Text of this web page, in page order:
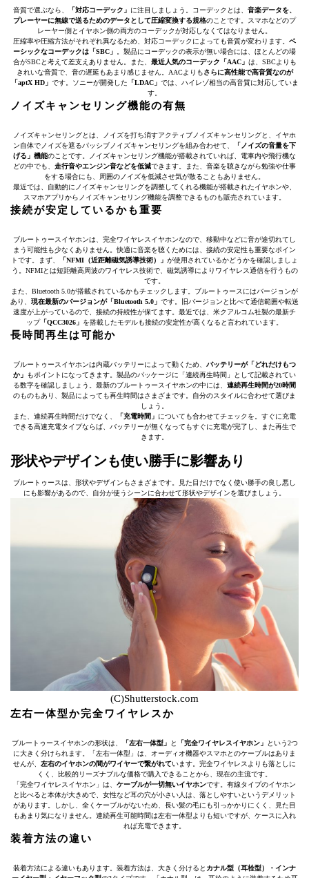
音質で選ぶなら、 「対応コーデック」 に注目しましょう。コーデックとは、 音楽データを、
プレーヤーに無線で送るためのデータとして圧縮変換する規格のことです。スマホなどのプ
レーヤー側とイヤホン側の両方のコーデックが対応しなくてはなりません。
圧縮率や圧縮方法がそれぞれ異なるため、対応コーデックによっても音質が変わります。 ベ
ーシックなコーデックは「SBC」 。製品にコーデックの表示が無い場合には、ほとんどの場
合がSBCと考えて差支えありません。また、 最近人気のコーデック「AAC」 は、SBCよりも
きれいな音質で、音の遅延もあまり感じません。AACよりもさらに高性能で高音質なのが
「aptX HD」 です。ソニーが開発した 「LDAC」 では、ハイレゾ相当の高音質に対応していま
す。
ノイズキャンセリング機能の有無
ノイズキャンセリングとは、ノイズを打ち消すアクティブノイズキャンセリングと、イヤホ
ン自体でノイズを遮るパッシブノイズキャンセリングを組み合わせて、
「ノイズの音量を下
げる」機能のことです。ノイズキャンセリング機能が搭載されていれば、電車内や飛行機な
どの中でも、 走行音やエンジン音などを低減できます。また、音楽を聴きながら勉強や仕事
をする場合にも、周囲のノイズを低減させ気が散ることもありません。
最近では、自動的にノイズキャンセリングを調整してくれる機能が搭載されたイヤホンや、
スマホアプリからノイズキャンセリング機能を調整できるものも販売されています。
接続が安定しているかも重要
ブルートゥースイヤホンは、完全ワイヤレスイヤホンなので、移動中などに音が途切れてし
まう可能性も少なくありません。快適に音楽を聴くためには、接続の安定性も重要なポイン
トです。まず、
「NFMI（近距離磁気誘導技術）」 が使用されているかどうかを確認しましょ
う。NFMIとは短距離高周波のワイヤレス技術で、磁気誘導によりワイヤレス通信を行うもの
です。
また、Bluetooth 5.0が搭載されているかもチェックします。ブルートゥースにはバージョンが
あり、 現在最新のバージョンが「Bluetooth 5.0」 です。旧バージョンと比べて通信範囲や転送
速度が上がっているので、接続の持続性が保てます。最近では、米クアルコム社製の最新チ
ップ「QCC3026」 を搭載したモデルも接続の安定性が高くなると言われています。
長時間再生は可能か
ブルートゥースイヤホンは内蔵バッテリーによって動くため、 バッテリーが「どれだけもつ
か」
もポイントになってきます。製品のパッケージに「連続再生時間」として記載されてい
る数字を確認しましょう。最新のブルートゥースイヤホンの中には、 連続再生時間が20時間
のものもあり、製品によっても再生時間はさまざまです。自分のスタイルに合わせて選びま
しょう。
また、連続再生時間だけでなく、
「充電時間」 についても合わせてチェックを。すぐに充電
できる高速充電タイプならば、バッテリーが無くなってもすぐに充電が完了し、また再生で
きます。
形状やデザインも使い勝手に影響あり
ブルートゥースは、形状やデザインもさまざまです。見た目だけでなく使い勝手の良し悪し
にも影響があるので、自分が使うシーンに合わせて形状やデザインを選びましょう。
(C)Shutterstock.com
左右一体型か完全ワイヤレスか
ブルートゥースイヤホンの形状は、 「左右一体型」 と 「完全ワイヤレスイヤホン」
という2つ
に大きく分けられます。「左右一体型」は、オーディオ機器やスマホとのケーブルはありま
せんが、 左右のイヤホンの間がワイヤーで繋がれています。完全ワイヤレスよりも落としに
くく、比較的リーズナブルな価格で購入できることから、現在の主流です。
「完全ワイヤレスイヤホン」は、 ケーブルが一切無いイヤホンです。有線タイプのイヤホン
と比べると本体が大きめで、女性など耳の穴が小さい人は、落としやすいというデメリット
があります。しかし、全くケーブルがないため、長い髪の毛にも引っかかりにくく、見た目
もあまり気になりません。連続再生可能時間は左右一体型よりも短いですが、ケースに入れ
れば充電できます。
装着方法の違い
装着方法による違いもあります。装着方法は、大きく分けると カナル型（耳栓型）・インナ